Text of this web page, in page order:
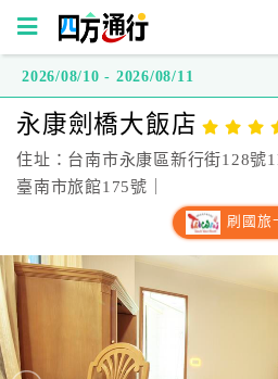
方
通
行
灣
2026/08/10 - 2026/08/11
永康劍橋大飯店
住址：台南市永康區新行街128號
臺南市旅館175號｜
刷國旅